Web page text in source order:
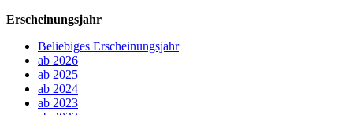
Erscheinungsjahr
Beliebiges Erscheinungsjahr
ab 2026
ab 2025
ab 2024
ab 2023